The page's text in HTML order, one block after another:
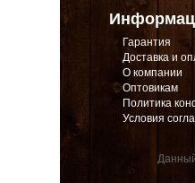
Гарантия
Доставка и
О компании
Оптовикам
Политика
Условия